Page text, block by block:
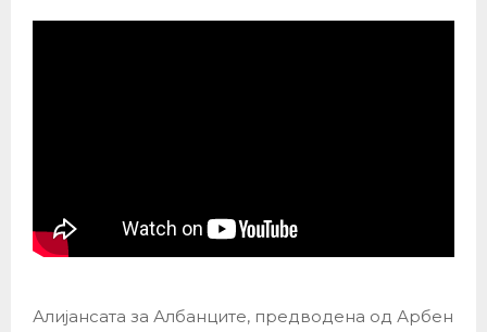
Алијансата за Албанците, предводена од Арбен